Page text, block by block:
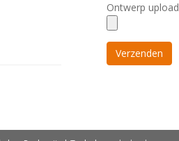
Ontwerp upload